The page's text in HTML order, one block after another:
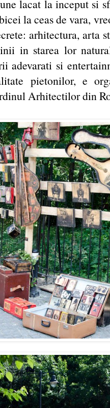
lacat la inceput si
la ceas de vara,
arhitectura, arta
in starea lor
adevarati si
pietonilor, e
Arhitectilor din